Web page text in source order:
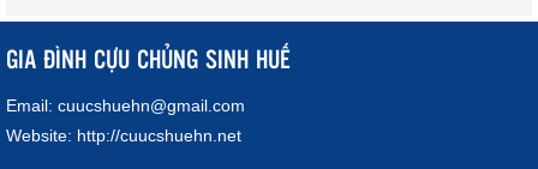
GIA ĐÌNH CỰU CHỦNG SINH HUẾ
Email: cuucshuehn@gmail.com
Website: http://cuucshuehn.net